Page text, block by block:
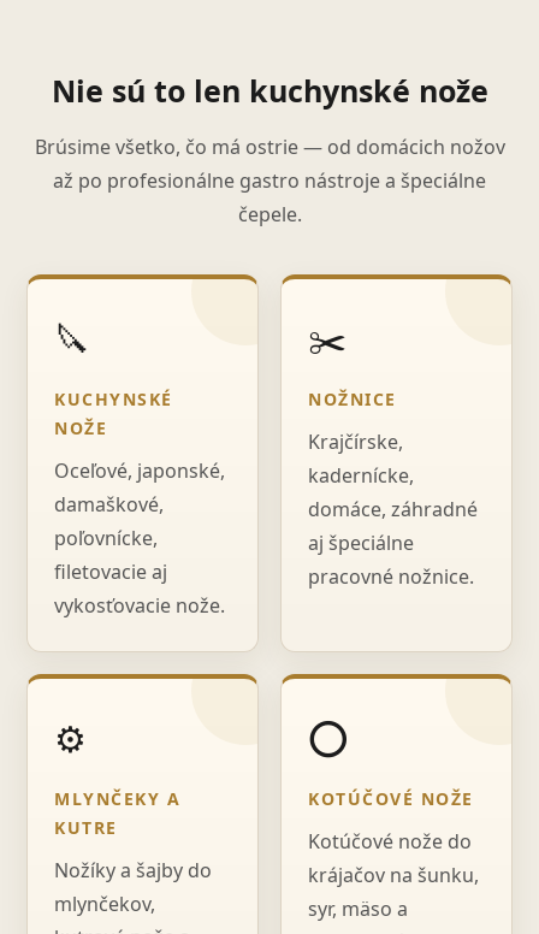
Nie sú to len kuchynské nože
Brúsime všetko, čo má ostrie — od domácich nožov
až po profesionálne gastro nástroje a špeciálne
čepele.
🔪
KUCHYNSKÉ
NOŽE
Oceľové, japonské,
damaškové,
poľovnícke,
filetovacie aj
vykosťovacie nože.
✂️
NOŽNICE
Krajčírske,
kadernícke,
domáce, záhradné
aj špeciálne
pracovné nožnice.
⚙️
MLYNČEKY A
KUTRE
Nožíky a šajby do
mlynčekov,
⭕
KOTÚČOVÉ NOŽE
Kotúčové nože do
krájačov na šunku,
syr, mäso a